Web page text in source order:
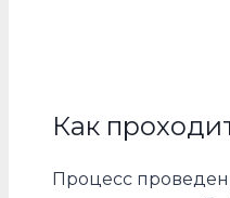
Как
Процесс